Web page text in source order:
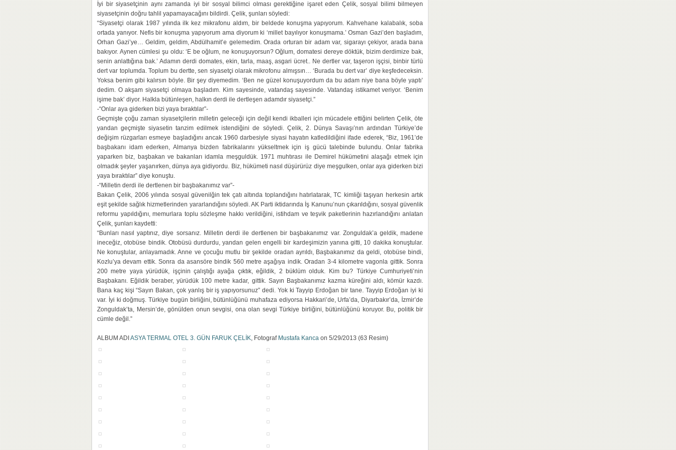
İyi bir siyasetçinin aynı zamanda iyi bir sosyal bilimci olması gerektiğine işaret eden Çelik, sosyal bilimi bilmeyen
siyasetçinin doğru tahlil yapamayacağını bildirdi. Çelik, şunları söyledi:
“Siyasetçi olarak 1987 yılında ilk kez mikrafonu aldım, bir beldede konuşma yapıyorum. Kahvehane kalabalık, soba
ortada yanıyor. Nefis bir konuşma yapıyorum ama diyorum ki ‘millet bayılıyor konuşmama.’ Osman Gazi’den başladım,
Orhan Gazi’ye… Geldim, geldim, Abdülhamit’e gelemedim. Orada orturan bir adam var, sigarayı çekiyor, arada bana
bakıyor. Aynen cümlesi şu oldu: ‘E be oğlum, ne konuşuyorsun? Oğlum, domatesi dereye döktük, bizim derdimize bak,
senin anlattığına bak.’ Adamın derdi domates, ekin, tarla, maaş, asgari ücret.. Ne dertler var, taşeron işçisi, binbir türlü
dert var toplumda. Toplum bu dertte, sen siyasetçi olarak mikrofonu almışsın… ‘Burada bu dert var’ diye keşfedeceksin.
Yoksa benim gibi kalırsın böyle. Bir şey diyemedim. ‘Ben ne güzel konuşuyordum da bu adam niye bana böyle yaptı’
dedim. O akşam siyasetçi olmaya başladım. Kim sayesinde, vatandaş sayesinde. Vatandaş istikamet veriyor. ‘Benim
işime bak’ diyor. Halkla bütünleşen, halkın derdi ile dertleşen adamdır siyasetçi.”
-“Onlar aya giderken bizi yaya bıraktılar”-
Geçmişte çoğu zaman siyasetçilerin milletin geleceği için değil kendi ikballeri için mücadele ettiğini belirten Çelik, öte
yandan geçmişte siyasetin tanzim edilmek istendiğini de söyledi. Çelik, 2. Dünya Savaşı’nın ardından Türkiye’de
değişim rüzgarları esmeye başladığını ancak 1960 darbesiyle siyasi hayatın katledildiğini ifade ederek, “Biz, 1961’de
başbakanı idam ederken, Almanya bizden fabrikalarını yükseltmek için iş gücü talebinde bulundu. Onlar fabrika
yaparken biz, başbakan ve bakanları idamla meşguldük. 1971 muhtırası ile Demirel hükümetini alaşağı etmek için
olmadık şeyler yaşanırken, dünya aya gidiyordu. Biz, hükümeti nasıl düşürürüz diye meşgulken, onlar aya giderken bizi
yaya bıraktılar” diye konuştu.
-“Milletin derdi ile dertlenen bir başbakanımız var”-
Bakan Çelik, 2006 yılında sosyal güvenilğin tek çatı altında toplandığını hatırlatarak, TC kimliği taşıyan herkesin artık
eşit şekilde sağlık hizmetlerinden yararlandığını söyledi. AK Parti iktidarında İş Kanunu’nun çıkarıldığını, sosyal güvenlik
reformu yapıldığını, memurlara toplu sözleşme hakkı verildiğini, istihdam ve teşvik paketlerinin hazırlandığını anlatan
Çelik, şunları kaydetti:
“Bunları nasıl yaptınız, diye sorsanız. Milletin derdi ile dertlenen bir başbakanımız var. Zonguldak’a geldik, madene
ineceğiz, otobüse bindik. Otobüsü durdurdu, yandan gelen engelli bir kardeşimizin yanına gitti, 10 dakika konuştular.
Ne konuştular, anlayamadık. Anne ve çocuğu mutlu bir şekilde oradan ayrıldı, Başbakanımız da geldi, otobüse bindi,
Kozlu’ya devam ettik. Sonra da asansöre bindik 560 metre aşağıya indik. Oradan 3-4 kilometre vagonla gittik. Sonra
200 metre yaya yürüdük, işçinin çalıştığı ayağa çıktık, eğildik, 2 büklüm olduk. Kim bu? Türkiye Cumhuriyeti’nin
Başbakanı. Eğildik beraber, yürüdük 100 metre kadar, gittik. Sayın Başbakanımız kazma küreğini aldı, kömür kazdı.
Bana kaç kişi “Sayın Bakan, çok yanlış bir iş yapıyorsunuz” dedi. Yok ki Tayyip Erdoğan bir tane. Tayyip Erdoğan iyi ki
var. İyi ki doğmuş. Türkiye bugün birliğini, bütünlüğünü muhafaza ediyorsa Hakkari’de, Urfa’da, Diyarbakır’da, İzmir’de
Zonguldak’ta, Mersin’de, gönülden onun sevgisi, ona olan sevgi Türkiye birliğini, bütünlüğünü koruyor. Bu, politik bir
cümle değil.”
ALBUM ADI ASYA TERMAL OTEL 3. GÜN FARUK ÇELİK, Fotograf Mustafa Kanca on 5/29/2013 (63 Resim)